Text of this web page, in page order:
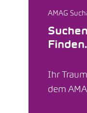
AMAG
Finden.
Ihr
dem